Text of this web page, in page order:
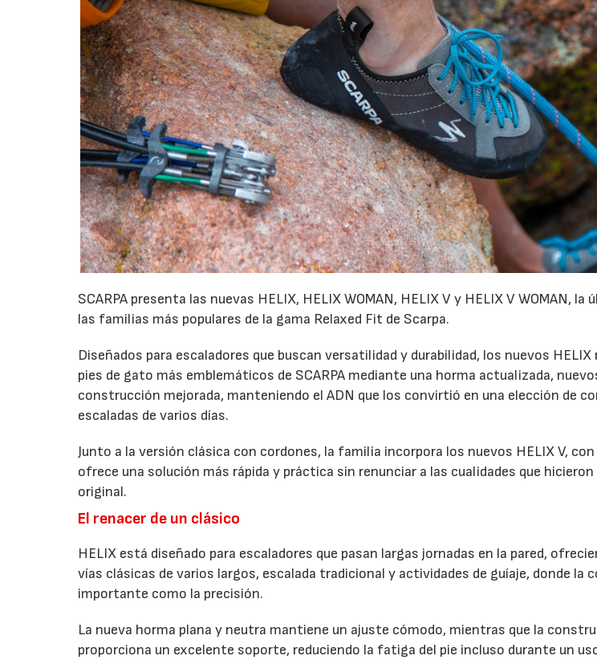
SCARPA presenta las nuevas HELIX, HELIX WOMAN, HELIX V y HELIX V WOMAN,
las familias más populares de la gama Relaxed Fit de Scarpa.
Diseñados para escaladores que buscan versatilidad y durabilidad, los nuevos
pies de gato más emblemáticos de SCARPA mediante una horma actualizada,
construcción mejorada, manteniendo el ADN que los convirtió en una elección de
escaladas de varios días.
Junto a la versión clásica con cordones, la familia incorpora los nuevos HELIX V,
ofrece una solución más rápida y práctica sin renunciar a las cualidades que
original.
El renacer de un clásico
HELIX está diseñado para escaladores que pasan largas jornadas en la pared,
vías clásicas de varios largos, escalada tradicional y actividades de guíaje, donde la
importante como la precisión.
La nueva horma plana y neutra mantiene un ajuste cómodo, mientras que la
proporciona un excelente soporte, reduciendo la fatiga del pie incluso durante un